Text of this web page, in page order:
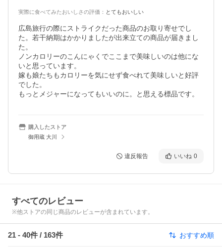
実際に食べてみたおいしさの評価 ： とてもおいしい
広島旅行の際にストライクだった商品のお取り寄せでし
た。若干納期はかかりましたが出来立ての商品が届きまし
た。
ノンカロリーのこんにゃくでここまで美味しいのは他にな
いと思っています。
嫁も娘たちもカロリーを気にせず食べれて美味しいと好評
でした。
もっとメジャーになってもいいのに。と思える標品です。
購入したストア
御用蔵 大川
違反報告 いいね 0
すべてのレビュー
※他ストアの同じ商品のレビューが含まれています。
21 - 40件 / 163件 おすすめ順